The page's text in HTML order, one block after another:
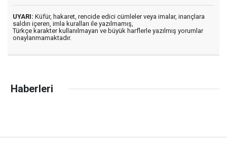
UYARI: Küfür, hakaret, rencide edici cümleler veya imalar, inançlara
saldırı içeren, imla kuralları ile yazılmamış,
Türkçe karakter kullanılmayan ve büyük harflerle yazılmış yorumlar
onaylanmamaktadır.
Haberleri